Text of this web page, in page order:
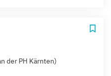
der PH Kärnten)